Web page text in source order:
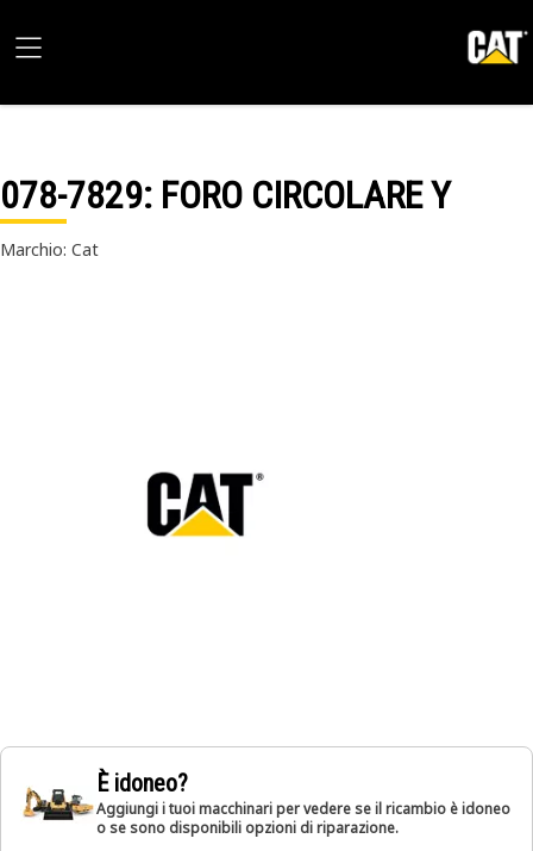
078-7829: FORO CIRCOLARE Y
Marchio: Cat
È idoneo?
Aggiungi i tuoi macchinari per vedere se il ricambio è idoneo
o se sono disponibili opzioni di riparazione.